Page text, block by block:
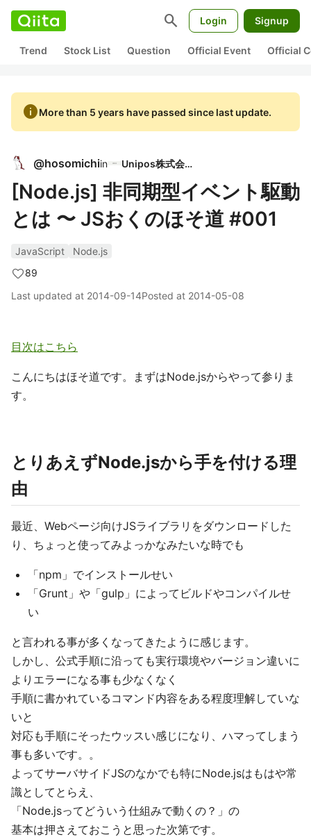
search Login Signup
Trend Stock List Question Official Event Official
infoMore than 5 years have passed since last update.
@hosomichiin Unipos株式会社
[Node.js] 非同期型イベント駆動
とは 〜 JSおくのほそ道 #001
JavaScript
Node.js
89
Last updated at 2014-09-14Posted at 2014-05-08
目次はこちら
こんにちはほそ道です。まずはNode.jsからやって参りま
す。
とりあえずNode.jsから手を付ける理
由
最近、Webページ向けJSライブラリをダウンロードした
り、ちょっと使ってみよっかなみたいな時でも
「npm」でインストールせい
「Grunt」や「gulp」によってビルドやコンパイルせ
い
と言われる事が多くなってきたように感じます。
しかし、公式手順に沿っても実行環境やバージョン違いに
よりエラーになる事も少なくなく
手順に書かれているコマンド内容をある程度理解していな
いと
対応も手順にそったウッスい感じになり、ハマってしまう
事も多いです。。
よってサーバサイドJSのなかでも特にNode.jsはもはや常
識としてとらえ、
「Node.jsってどういう仕組みで動くの？」の
基本は押さえておこうと思った次第です。